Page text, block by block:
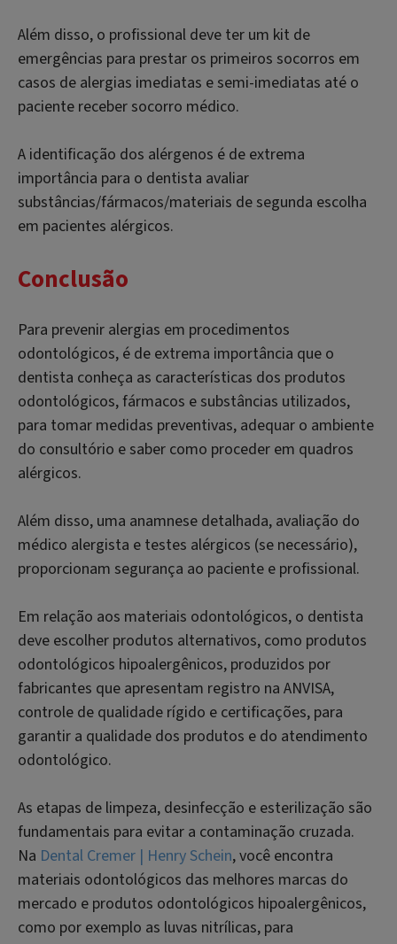
Além disso, o profissional deve ter um kit de
emergências para prestar os primeiros socorros em
casos de alergias imediatas e semi-imediatas até o
paciente receber socorro médico.
A identificação dos alérgenos é de extrema
importância para o dentista avaliar
substâncias/fármacos/materiais de segunda escolha
em pacientes alérgicos.
Conclusão
Para prevenir alergias em procedimentos
odontológicos, é de extrema importância que o
dentista conheça as características dos produtos
odontológicos, fármacos e substâncias utilizados,
para tomar medidas preventivas, adequar o ambiente
do consultório e saber como proceder em quadros
alérgicos.
Além disso, uma anamnese detalhada, avaliação do
médico alergista e testes alérgicos (se necessário),
proporcionam segurança ao paciente e profissional.
Em relação aos materiais odontológicos, o dentista
deve escolher produtos alternativos, como produtos
odontológicos hipoalergênicos, produzidos por
fabricantes que apresentam registro na ANVISA,
controle de qualidade rígido e certificações, para
garantir a qualidade dos produtos e do atendimento
odontológico.
As etapas de limpeza, desinfecção e esterilização são
fundamentais para evitar a contaminação cruzada.
Na Dental Cremer | Henry Schein, você encontra
materiais odontológicos das melhores marcas do
mercado e produtos odontológicos hipoalergênicos,
como por exemplo as luvas nitrílicas, para